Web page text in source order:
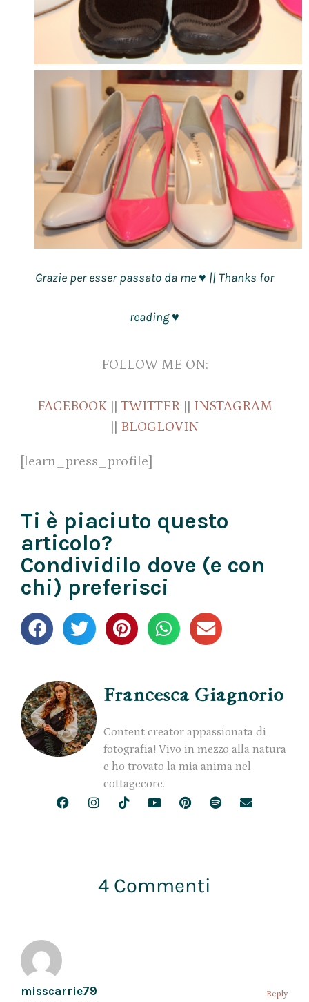
Grazie per esser passato da me ♥ || Thanks for
reading ♥
FOLLOW ME ON:
FACEBOOK|| TWITTER|| INSTAGRAM
|| BLOGLOVIN
[learn_press_profile]
Ti è piaciuto questo
articolo?
Condividilo dove (e con
chi) preferisci
Francesca Giagnorio
Content creator appassionata di
fotografia! Vivo in mezzo alla natura
e ho trovato la mia anima nel
cottagecore.
4 Commenti
misscarrie79 Reply